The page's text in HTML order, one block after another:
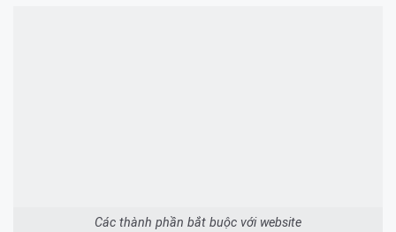
Các thành phần bắt buộc với website